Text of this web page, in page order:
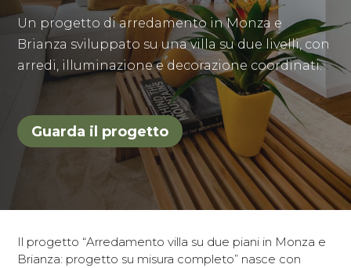
Un progetto di arredamento in Monza e
Brianza sviluppato su una villa su due livelli, con
arredi, illuminazione e decorazione coordinati.
Guarda il progetto
Il progetto “Arredamento villa su due piani in Monza e
Brianza: progetto su misura completo” nasce con